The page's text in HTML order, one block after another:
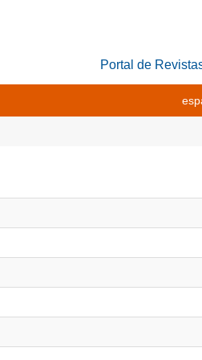
Portal de